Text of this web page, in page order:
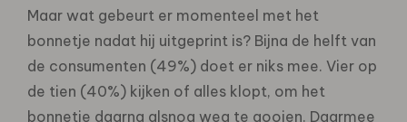
Maar wat gebeurt er momenteel met het
bonnetje nadat hij uitgeprint is? Bijna de helft van
de consumenten (49%) doet er niks mee. Vier op
de tien (40%) kijken of alles klopt, om het
bonnetje daarna alsnog weg te gooien. Daarmee